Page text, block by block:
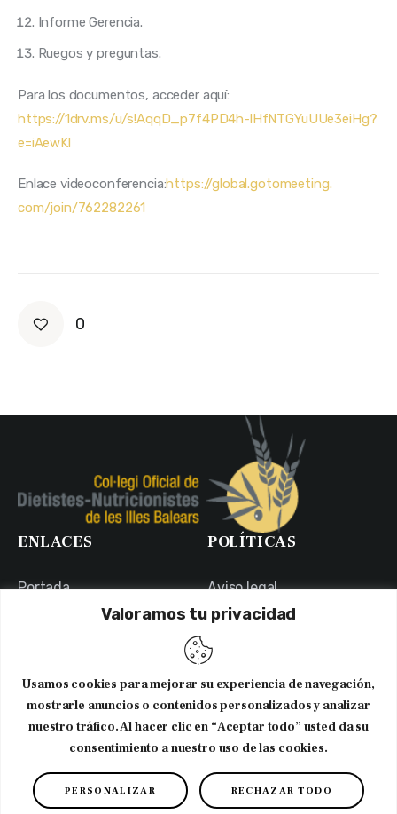
Valoramos tu privacidad
Usamos cookies para mejorar su experiencia de navegación,
mostrarle anuncios o contenidos personalizados y analizar
nuestro tráfico. Al hacer clic en “Aceptar todo” usted da su
consentimiento a nuestro uso de las cookies.
PERSONALIZAR RECHAZAR TODO
Informe Gerencia.
Ruegos y preguntas.
Para los documentos, acceder aquí:
https://1drv.ms/u/s!AqqD_p7f4PD4h-lHfNTGYuUUe3eiHg?
e=iAewKl
Enlace videoconferencia:https://global.gotomeeting.
com/join/762282261
0
ENLACES
Portada
Portal de Transparencia
Usuarios
POLÍTICAS
Aviso legal
Política de Privacidad
Política de Cookies
Canal Ético
NEWSLETTER
Suscribirme al newsletter
Copyright © 2026. CODNIB. Colegio Oficial de Dietistas-